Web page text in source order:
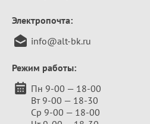
Электропочта:
info@alt-bk.ru
Режим работы:
Пн 9-00 — 18-00
Вт 9-00 — 18-30
Ср 9-00 — 18-00